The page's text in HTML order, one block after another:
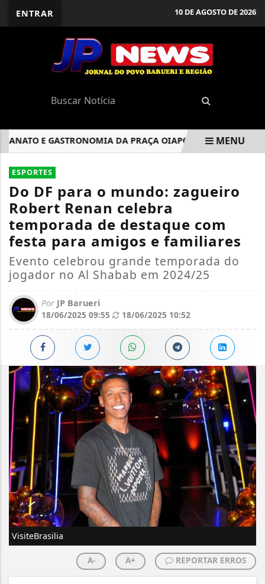
ENTRAR 10 DE AGOSTO DE 2026
E GASTRONOMIA DA PRAÇA OIAPOQUE TEM
EM ALTA
MENU
ESPORTES
Do DF para o mundo: zagueiro
Robert Renan celebra
temporada de destaque com
festa para amigos e familiares
Evento celebrou grande temporada do
jogador no Al Shabab em 2024/25
Por JP Barueri
18/06/2025 09:55
18/06/2025 10:52
VisiteBrasilia
A- A+ REPORTAR ERROS